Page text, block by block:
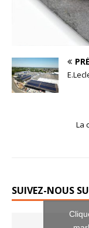
La
SUIVEZ-NOUS